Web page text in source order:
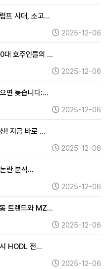
프 시대, 소고…
2025-12-06
대 호주인들의 …
2025-12-06
면 늦습니다:…
2025-12-06
! 지금 바로 …
2025-12-06
란 분석…
2025-12-06
트렌드와 MZ…
2025-12-06
HODL 전…
2025-12-06